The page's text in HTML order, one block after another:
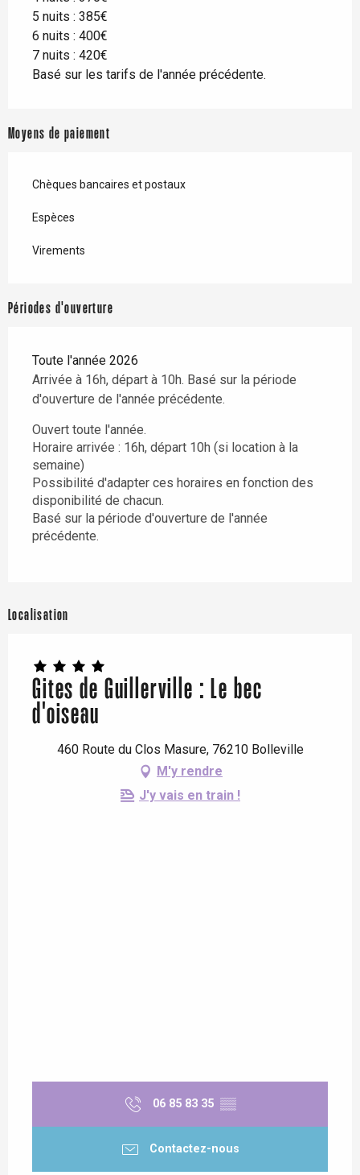
5 nuits : 385€
6 nuits : 400€
7 nuits : 420€
Basé sur les tarifs de l'année précédente.
Moyens de paiement
Chèques bancaires et postaux
Espèces
Virements
Périodes d'ouverture
Toute l'année 2026
Arrivée à 16h, départ à 10h. Basé sur la période
d'ouverture de l'année précédente.
Ouvert toute l'année.
Horaire arrivée : 16h, départ 10h (si location à la
semaine)
Possibilité d'adapter ces horaires en fonction des
disponibilité de chacun.
Basé sur la période d'ouverture de l'année
précédente.
Localisation
Gites de Guillerville : Le bec
d'oiseau
460 Route du Clos Masure, 76210 Bolleville
M'y rendre
J'y vais en train !
06 85 83 35 ▒▒
Contactez-nous